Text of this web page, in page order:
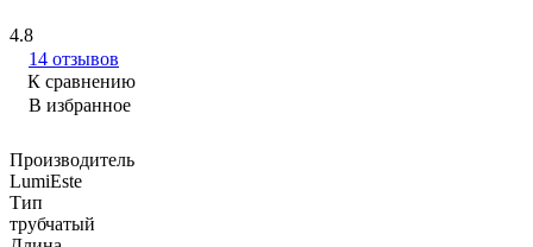
4.8
14 отзывов
К сравнению
В избранное
Производитель
LumiEste
Тип
трубчатый